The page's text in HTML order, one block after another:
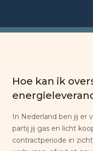
Hoe kan ik
In Nederland ben jij er
partij jij gas en licht
contractperiode in